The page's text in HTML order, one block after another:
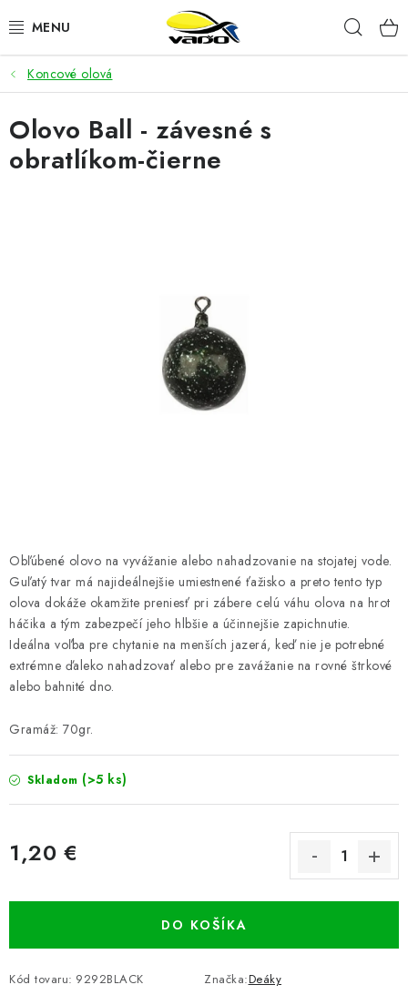
na
ŽIVÁ NÁSTRAHA
BIŽUTÉRIA
FEEDER
NAVIJAKY
PRÚTY
KONTAKTY
ZNAČKY
Koncové olová
Obľúbené olovo na vyvážanie alebo nahadzovanie na stojatej vode.
Guľatý tvar má najideálnejšie umiestnené ťažisko a preto tento typ
olova dokáže okamžite preniesť pri zábere celú váhu olova na hrot
háčika a tým zabezpečí jeho hlbšie a účinnejšie zapichnutie.
Ideálna voľba pre chytanie na menších jazerá, keď nie je potrebné
extrémne ďaleko nahadzovať alebo pre zavážanie na rovné štrkové
alebo bahnité dno.
Gramáž: 70gr.
Skladom (>5 ks)
1,20 €
DO KOŠÍKA
Kód tovaru: 9292BLACK Značka:Deáky
Olovo Ball - závesné s
obratlíkom-čierne